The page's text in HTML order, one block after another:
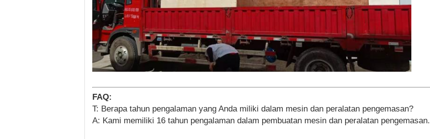
FAQ:
T: Berapa tahun pengalaman yang Anda miliki dalam mesin dan peralatan pengemasan?
A: Kami memiliki 16 tahun pengalaman dalam pembuatan mesin dan peralatan pengemasan.